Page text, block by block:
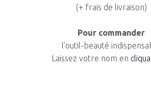
(+ frais de livraison)
Pour commander
l’outil-beauté
Laissez votre nom en